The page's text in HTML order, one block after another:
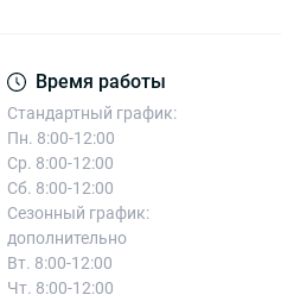
Время работы
Стандартный график:
Пн. 8:00-12:00
Ср. 8:00-12:00
Сб. 8:00-12:00
Сезонный график:
дополнительно
Вт. 8:00-12:00
Чт. 8:00-12:00